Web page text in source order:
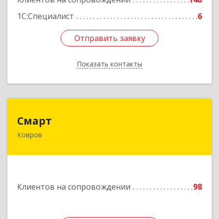
1С:Специалист
6
Отправить заявку
Показать контакты
Отправить заявку
Назад
Смарт
Ковров
Клиентов на сопровождении 98
601900, Владимирская обл, Ковров г, Труда ул,